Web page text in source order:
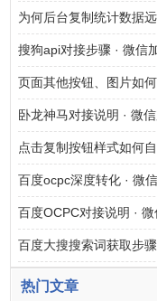
为何后台复制统计数据
搜狗api对接步骤 · 微信
页面其他按钮、图片如
卧龙神马对接说明 · 微
点击复制按钮样式如何
百度ocpc深度转化 · 微
百度OCPC对接说明 ·
百度大搜搜索词获取步
热门文章